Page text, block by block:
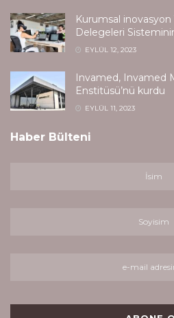
Kurumsal
Delegeleri
EYLÜL 12, 2023
Invamed, Invamed
Enstitüsü’nü kurdu
EYLÜL 11, 2023
Haber Bülteni